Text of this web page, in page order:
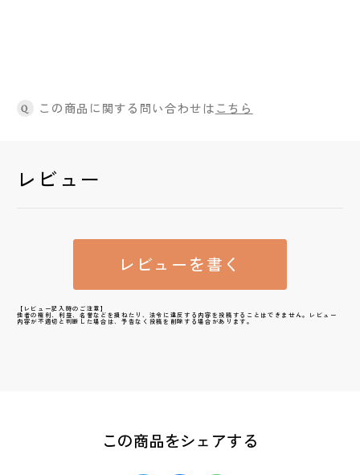
Q この商品に関する問い合わせはこちら
レビュー
レビューを書く
【レビュー記入時のご注意】
他者の権利、利益、名誉などを損ねたり、法令に違反する内容を投稿することはできません。レビュー
内容が不適切と判断した場合は、予告なく投稿を削除する場合があります。
この商品をシェアする